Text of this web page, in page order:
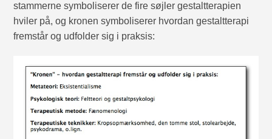
stammerne symboliserer de fire søjler gestaltterapien
hviler på, og kronen symboliserer hvordan gestaltterapi
fremstår og udfolder sig i praksis: